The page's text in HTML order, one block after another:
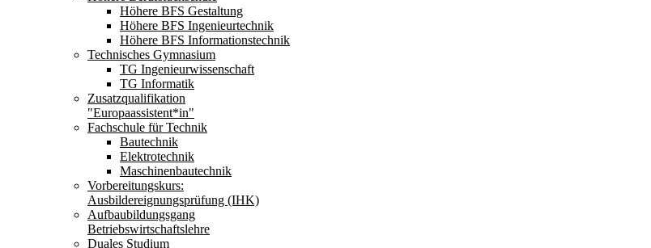
Höhere BFS Gestaltung
Höhere BFS Ingenieurtechnik
Höhere BFS Informationstechnik
Technisches Gymnasium
TG Ingenieurwissenschaft
TG Informatik
Zusatzqualifikation
"Europaassistent*in"
Fachschule für Technik
Bautechnik
Elektrotechnik
Maschinenbautechnik
Vorbereitungskurs:
Ausbildereignungsprüfung (IHK)
Aufbaubildungsgang
Betriebswirtschaftslehre
Duales Studium